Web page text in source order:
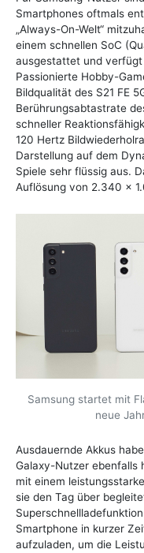
Smartphones oftmals
„Always-On-Welt“
einem schnellen SoC
ausgestattet und verfügt
Passionierte Hobby-
Bildqualität des S21 FE
Berührungsabtastrate
schneller
120 Hertz
Darstellung auf dem
Spiele sehr flüssig aus.
Auflösung von 2.340 x
Samsung startet mit
neue
Ausdauernde Akkus
Galaxy-Nutzer ebenfalls
mit einem
sie den Tag über
Smartphone in kurzer
aufzuladen, um die